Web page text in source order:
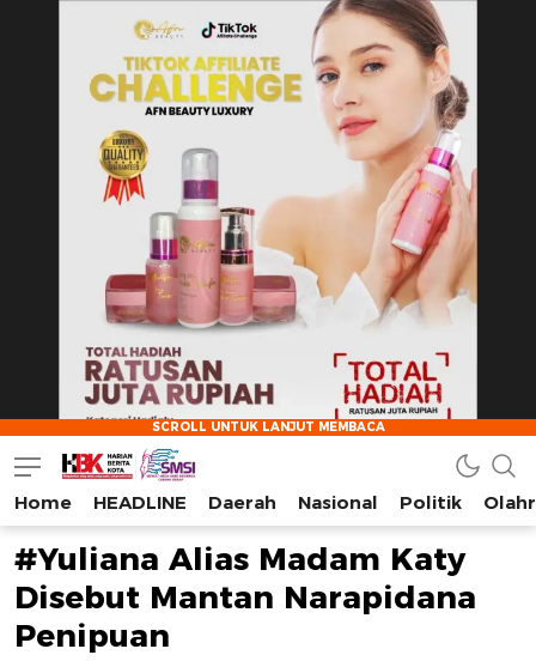
HarianBeritaKota
Mengabarkan Setiap Detil, Sudut, dan Cerita Kota
Home HEADLINE Daerah Nasional Politik
#Yuliana Alias Madam Katy
Disebut Mantan Narapidana
Penipuan